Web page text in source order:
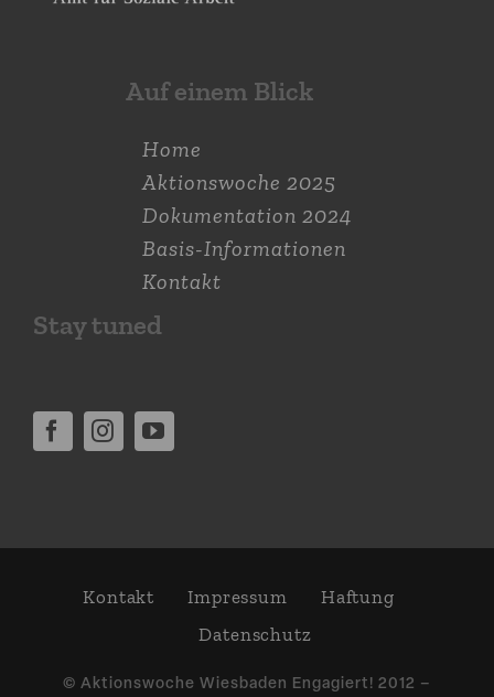
Auf einem Blick
Home
Aktions­woche 2025
Dokumen­tation 2024
Basis-Informationen
Kontakt
Stay tuned
Kontakt Impressum
Haftung
Daten­schutz
© Aktions­woche Wiesbaden Engagiert! 2012 –